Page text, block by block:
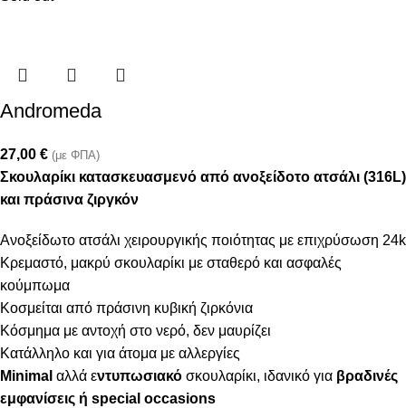
Andromeda
27,00 € (με ΦΠΑ)
Σκουλαρίκι κατασκευασμενό από ανοξείδοτο ατσάλι (316L)
και πράσινα ζιργκόν
Ανοξείδωτο ατσάλι χειρουργικής ποιότητας με επιχρύσωση 24k
Κρεμαστό, μακρύ σκουλαρίκι με σταθερό και ασφαλές
κούμπωμα
Κοσμείται από πράσινη κυβική ζιρκόνια
Κόσμημα με αντοχή στο νερό, δεν μαυρίζει
Κατάλληλο και για άτομα με αλλεργίες
Minimal αλλά εντυπωσιακό σκουλαρίκι, ιδανικό για βραδινές
εμφανίσεις ή special occasions